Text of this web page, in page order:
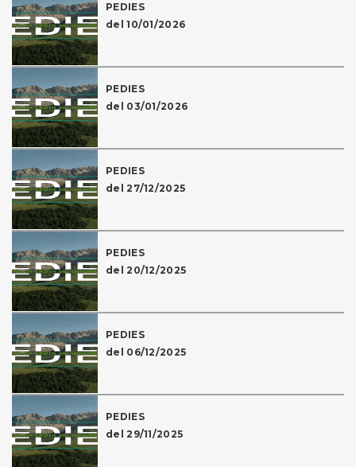
PEDIES
del 10/01/2026
PEDIES
del 03/01/2026
PEDIES
del 27/12/2025
PEDIES
del 20/12/2025
PEDIES
del 06/12/2025
PEDIES
del 29/11/2025